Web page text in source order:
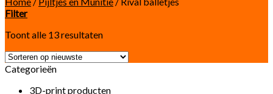
Filter
Toont alle 13 resultaten
Categorieën
3D-print producten